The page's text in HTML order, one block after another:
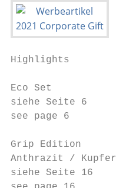
Highlights
Eco Set
siehe Seite 6
see page 6
Grip Edition
Anthrazit / Kupfer
siehe Seite 16